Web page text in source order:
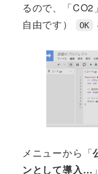
るので、「CO2
自由です）
OK
メニューから「
ンとして導入…